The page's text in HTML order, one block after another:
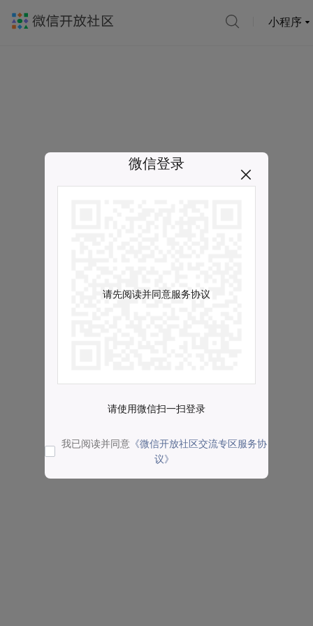
小程序
微信登录
请先阅读并同意服务协议
请使用微信扫一扫登录
我已阅读并同意 《微信开放社区交流专区服务协
议》